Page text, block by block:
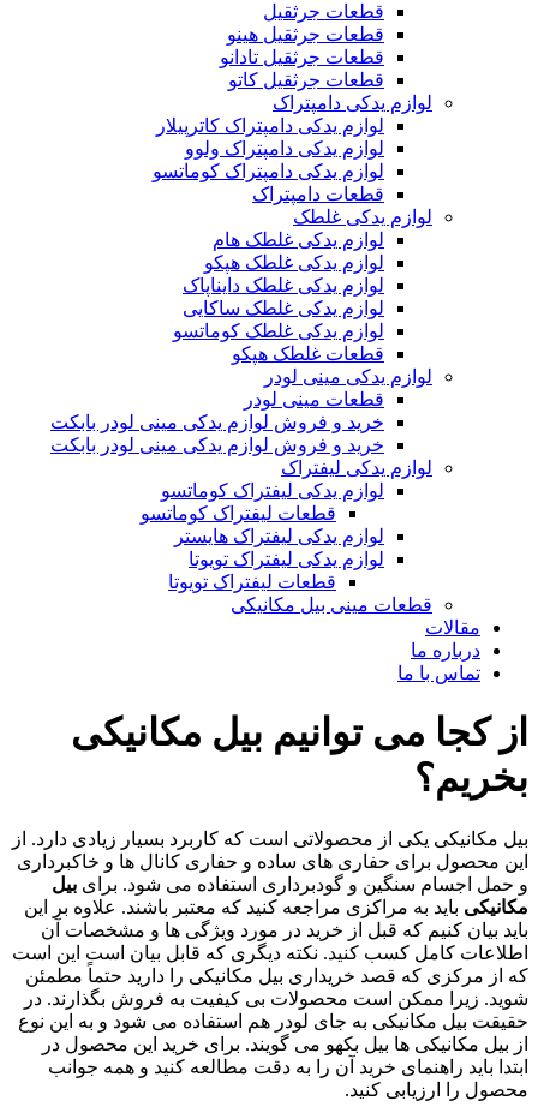
قطعات جرثقیل
قطعات جرثقیل هینو
قطعات جرثقیل تادانو
قطعات جرثقیل کاتو
لوازم یدکی دامپتراک
لوازم یدکی دامپتراک کاترپیلار
لوازم یدکی دامپتراک ولوو
لوازم یدکی دامپتراک کوماتسو
قطعات دامپتراک
لوازم یدکی غلطک
لوازم یدکی غلطک هام
لوازم یدکی غلطک هپکو
لوازم یدکی غلطک دایناپاک
لوازم یدکی غلطک ساکایی
لوازم یدکی غلطک کوماتسو
قطعات غلطک هپکو
لوازم یدکی مینی لودر
قطعات مینی لودر
خرید و فروش لوازم یدکی مینی لودر بابکت
خرید و فروش لوازم یدکی مینی لودر بابکت
لوازم یدکی لیفتراک
لوازم یدکی لیفتراک کوماتسو
قطعات لیفتراک کوماتسو
لوازم یدکی لیفتراک هایستر
لوازم یدکی لیفتراک تویوتا
قطعات لیفتراک تویوتا
قطعات مینی بیل مکانیکی
ما
با ما
می توانیم بیل مکانیکی
یکی از محصولاتی است که کاربرد بسیار زیادی دارد. از
برای حفاری های ساده و حفاری کانال ها و خاکبرداری
سنگین و گودبرداری استفاده می شود. برای بیل
به مراکزی مراجعه کنید که معتبر باشند. علاوه بر این
کنیم که قبل از خرید در مورد ویژگی ها و مشخصات آن
کسب کنید. نکته دیگری که قابل بیان است این است
که قصد خریداری بیل مکانیکی را دارید حتماً مطمئن
ممکن است محصولات بی کیفیت به فروش بگذارند. در
مکانیکی به جای لودر هم استفاده می شود و به این نوع
ها بیل بکهو می گویند. برای خرید این محصول در
راهنمای خرید آن را به دقت مطالعه کنید و همه جوانب
کنید.